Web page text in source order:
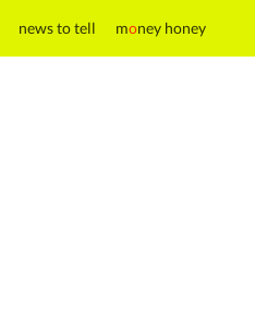
news to tell money honey